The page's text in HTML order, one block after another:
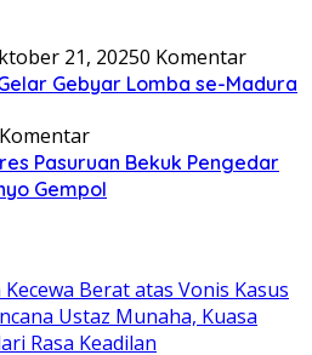
21, 20250 Komentar
Gebyar Lomba se-Madura
Pasuruan Bekuk Pengedar
Gempol